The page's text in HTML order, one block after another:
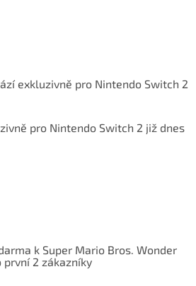
exkluzivně pro Nintendo Switch 2
pro Nintendo Switch 2 již dnes
k Super Mario Bros. Wonder
první 2 zákazníky